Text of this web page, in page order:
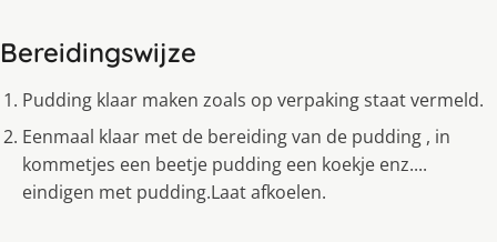
Bereidingswijze
Pudding klaar maken zoals op verpaking staat vermeld.
Eenmaal klaar met de bereiding van de pudding , in
kommetjes een beetje pudding een koekje enz....
eindigen met pudding.Laat afkoelen.